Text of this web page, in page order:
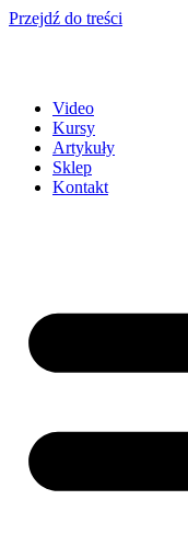
Przejdź do treści
Video
Kursy
Artykuły
Sklep
Kontakt